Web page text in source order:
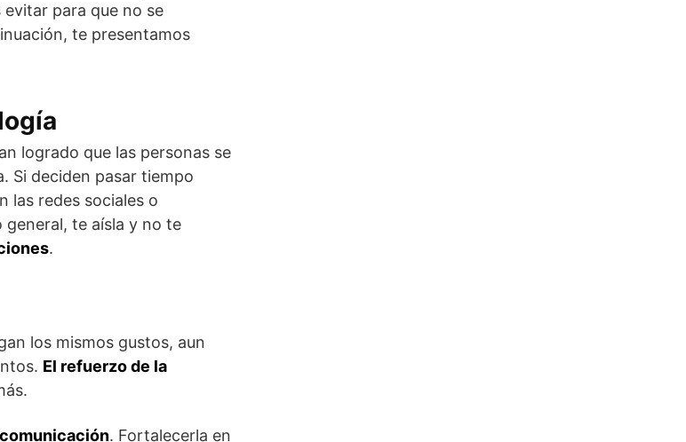
evitar para que no se
te presentamos
logrado que las personas se
Si deciden pasar tiempo
las redes sociales o
general, te aísla y no te
.
los mismos gustos, aun
El refuerzo de la
. Fortalecerla en